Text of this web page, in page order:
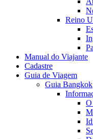
Reino
Manual do Viajante
Cadastre
Guia de Viagem
Guia Bangkok
O